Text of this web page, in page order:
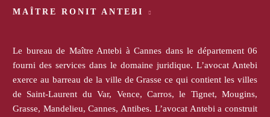
MAÎTRE RONIT ANTEBI
Le bureau de Maître Antebi à Cannes dans le département 06
fourni des services dans le domaine juridique. L’avocat Antebi
exerce au barreau de la ville de Grasse ce qui contient les villes
de Saint-Laurent du Var, Vence, Carros, le Tignet, Mougins,
Grasse, Mandelieu, Cannes, Antibes. L’avocat Antebi a construit